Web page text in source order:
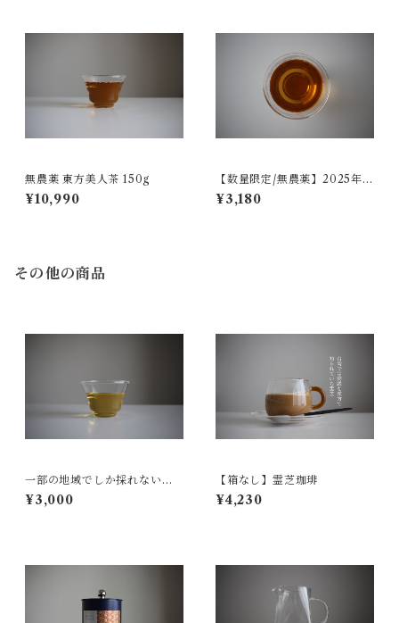
無農薬 東方美人茶 150g
¥10,990
【数量限定/無農薬】2025年
（春夏）貴妃烏龍茶 50g
¥3,180
その他の商品
一部の地域でしか採れない文
山茶 30g
¥3,000
【箱なし】霊芝珈琲
¥4,230